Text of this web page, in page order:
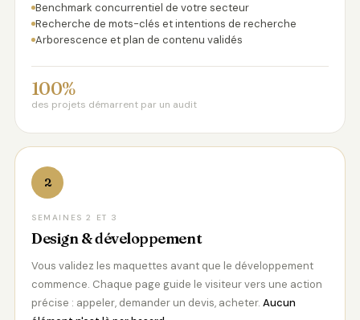
Benchmark concurrentiel de votre secteur
Recherche de mots-clés et intentions de recherche
Arborescence et plan de contenu validés
100%
des projets démarrent par un audit
2
SEMAINES 2 ET 3
Design & développement
Vous validez les maquettes avant que le développement
commence. Chaque page guide le visiteur vers une action
précise : appeler, demander un devis, acheter. Aucun